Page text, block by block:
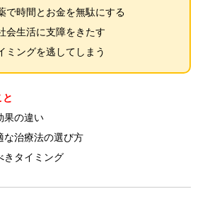
で時間とお金を無駄にする
会生活に支障をきたす
ミングを逃してしまう
果の違い
な治療法の選び方
きタイミング